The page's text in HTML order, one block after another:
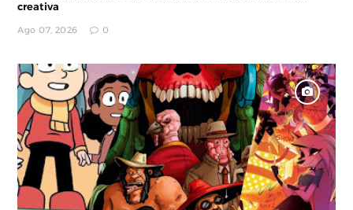
creativa
Ago 07, 2026 0